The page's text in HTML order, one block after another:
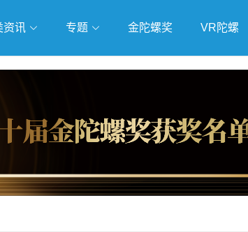
资讯 专题
智能 武侠游戏 独立游戏 云游戏
金陀螺奖 VR陀螺